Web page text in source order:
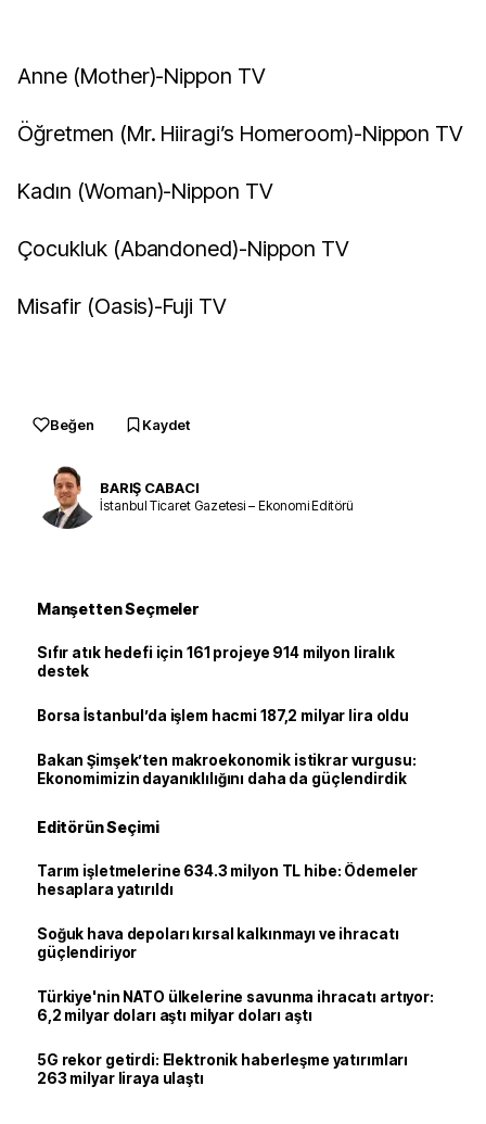
Anne (Mother)-Nippon TV
Öğretmen (Mr. Hiiragi’s Homeroom)-Nippon TV
Kadın (Woman)-Nippon TV
Çocukluk (Abandoned)-Nippon TV
Misafir (Oasis)-Fuji TV
Beğen Kaydet
BARIŞ CABACI
İstanbul Ticaret Gazetesi – Ekonomi Editörü
Manşetten Seçmeler
Sıfır atık hedefi için 161 projeye 914 milyon liralık
destek
Borsa İstanbul’da işlem hacmi 187,2 milyar lira oldu
Bakan Şimşek’ten makroekonomik istikrar vurgusu:
Ekonomimizin dayanıklılığını daha da güçlendirdik
Editörün Seçimi
Tarım işletmelerine 634.3 milyon TL hibe: Ödemeler
hesaplara yatırıldı
Soğuk hava depoları kırsal kalkınmayı ve ihracatı
güçlendiriyor
Türkiye'nin NATO ülkelerine savunma ihracatı artıyor:
6,2 milyar doları aştı milyar doları aştı
5G rekor getirdi: Elektronik haberleşme yatırımları
263 milyar liraya ulaştı